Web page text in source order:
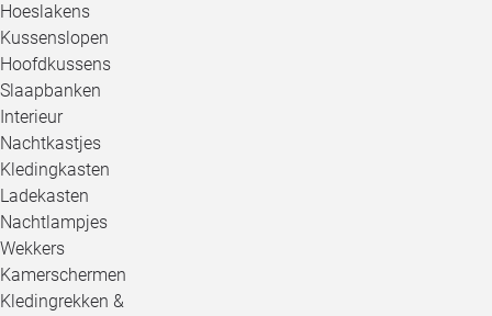
Hoeslakens
Kussenslopen
Hoofdkussens
Slaapbanken
Interieur
Nachtkastjes
Kledingkasten
Ladekasten
Nachtlampjes
Wekkers
Kamerschermen
Kledingrekken &